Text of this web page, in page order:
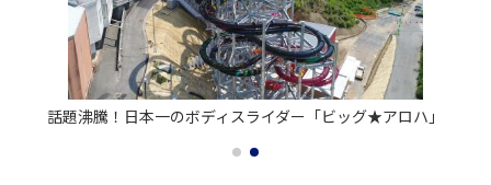
マイページ
会員優待のご利用方法
話題沸騰！日本一のボディスライダー「ビッグ★アロハ」